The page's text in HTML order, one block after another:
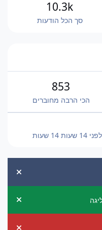
סך הכל הודעות
10.3k
853
הכי הרבה מחוברים
לפני 14 שעות 14 שעות